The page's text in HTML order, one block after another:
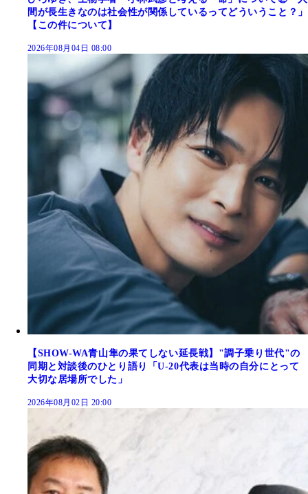
間が長生きなのは社会性が関係しているってどういうこと？」
【この件について】
2026年08月04日 08:00
【SHOW-WA青山隼の果てしない延長戦】"調子乗り世代"の
同期と対談後のひとり語り「U-20代表は当時の自分にとって
大切な居場所でした」
2026年08月02日 20:00